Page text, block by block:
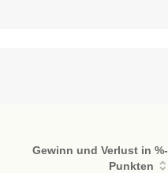
Gewinn und Verlust in %-
Punkten